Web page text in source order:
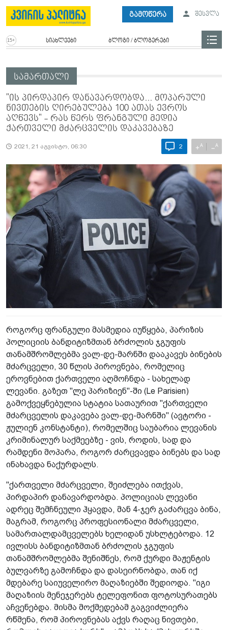
გამოწერა შესვლა
სიახლეები ბლოგი / ბლოგერები
სამართალი
"ის პირდაპირ დანავარდობდა... მოპარული
ნივთების ღირებულება 100 ათას ევროს
აღწევს" - რას წერს ფრანგული მედია
ქართველი მძარცველის დაკავებაზე
2021, 21 აგვისტო, 06:30 2 +A −A
როგორც ფრანგული მასმედია იუწყება, პარიზის
პოლიციის ბანდიტიზმთან ბრძოლის ჯგუფის
თანამშრომლებმა ვალ-დე-მარნში დააკავეს ბინების
მძარცველი, 30 წლის პიროვნება, რომელიც
ეროვნებით ქართველი აღმოჩნდა - სახელად
ლევანი. გაზეთ "ლე პარიზიენ"-ში (Le Parisien)
გამოქვეყნებულია სტატია სათაურით "ქართველი
მძარცველის დაკავება ვალ-დე-მარნში" (ავტორი -
ჟულიენ კონსტანტი), რომელშიც საუბარია ლევანის
კრიმინალურ საქმეებზე - ვის, როდის, სად და
რამდენი მოპარა, როგორ ძარცვავდა ბინებს და სად
ინახავდა ნაქურდალს.
"ქართველი მძარცველი, შეიძლება ითქვას,
პირდაპირ დანავარდობდა. პოლიციას ლევანი
ადრეც შემჩნეული ჰყავდა, მან 4-ჯერ გაძარცვა ბინა,
მაგრამ, როგორც პროფესიონალი მძარცველი,
სამართალდამცველებს ხელიდან უსხლტებოდა. 12
ივლისს ბანდიტიზმთან ბრძოლის ჯგუფის
თანამშრომლებმა შენიშნეს, რომ ქურდი მაჟენტის
ბულვარზე გამოჩნდა და დასეირნობდა, თან იქ
მდებარე საიუველირო მაღაზიებში შედიოდა. "იგი
მაღაზიის მენეჯერებს ტელეფონით ფოტოსურათებს
აჩვენებდა. მისმა მოქმედებამ გაგვიძლიერა
რწმენა, რომ პიროვნებას აქვს რაღაც ნივთები,